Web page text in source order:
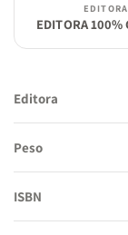
EDITORA
EDITORA 100%
Editora
Peso
ISBN